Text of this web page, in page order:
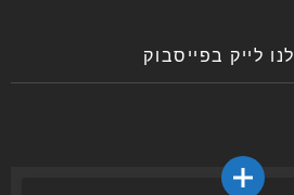
לייק בפייסבוק